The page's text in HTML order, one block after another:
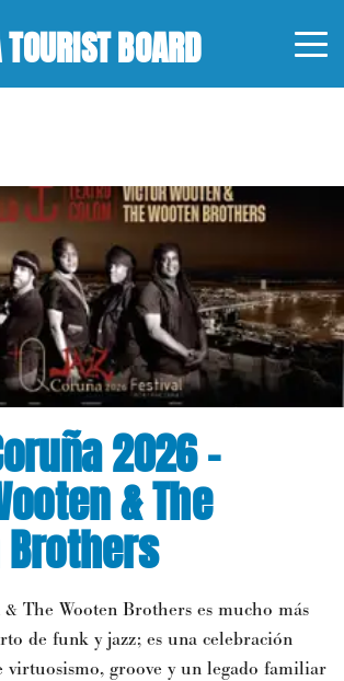
BOARD
2026 -
& The
The Wooten Brothers es mucho más
de funk y jazz; es una celebración
virtuosismo, groove y un legado familiar